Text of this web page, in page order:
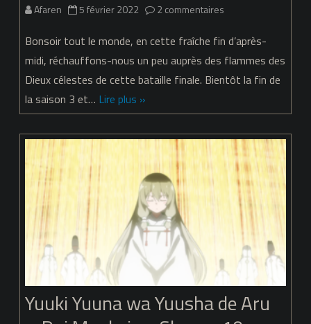
Afaren 5 février 2022 2 commentaires
Yuuna
wa
Aru
Dai
Mankai
Shou
–
Bonsoir tout le monde, en cette fraîche fin d’après-
midi, réchauffons-nous un peu auprès des flammes des
Dieux célestes de cette bataille finale. Bientôt la fin de
la saison 3 et… Lire plus »
Yuuki Yuuna wa Yuusha de Aru